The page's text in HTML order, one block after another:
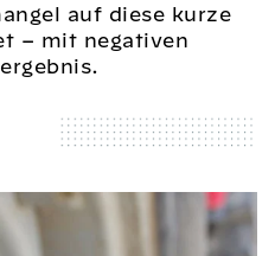
auf diese kurze
– mit negativen